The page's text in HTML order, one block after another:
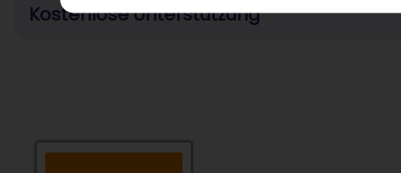
Kostenlose Unterstützung